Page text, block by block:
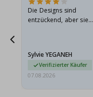
Die Designs sind
entzückend, aber sie
sie…
Sylvie YEGANEH
Verifizierter Käufer
07.08.2026